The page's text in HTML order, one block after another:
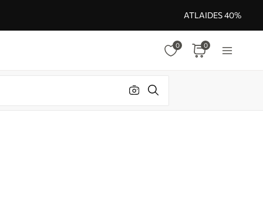
ATLAIDES 40%
0 0